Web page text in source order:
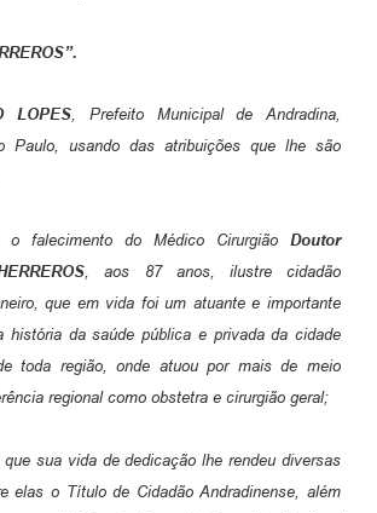
LOPES, Prefeito Municipal de Andradina,
usando das atribuições que lhe são
o falecimento do Médico Cirurgião Doutor
, aos 87 anos, ilustre cidadão
que em vida foi um atuante e importante
história da saúde pública e privada da cidade
toda região, onde atuou por mais de meio
regional como obstetra e cirurgião geral;
que sua vida de dedicação lhe rendeu diversas
elas o Título de Cidadão Andradinense, além